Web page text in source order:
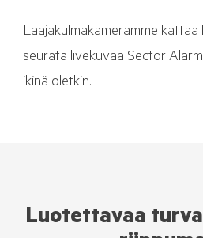
Laajakulmakameramme kattaa
seurata livekuvaa Sector
ikinä oletkin.
Luotettavaa